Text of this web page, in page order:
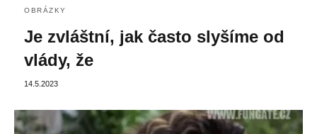
OBRÁZKY
Je zvláštní, jak často slyšíme od
vlády, že
14.5.2023